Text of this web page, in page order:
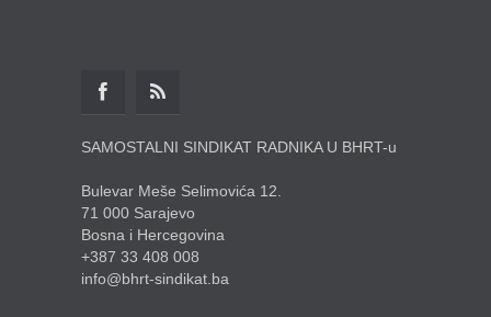
SAMOSTALNI SINDIKAT RADNIKA U BHRT-u
Bulevar Meše Selimovića 12.
71 000 Sarajevo
Bosna i Hercegovina
+387 33 408 008
info@bhrt-sindikat.ba